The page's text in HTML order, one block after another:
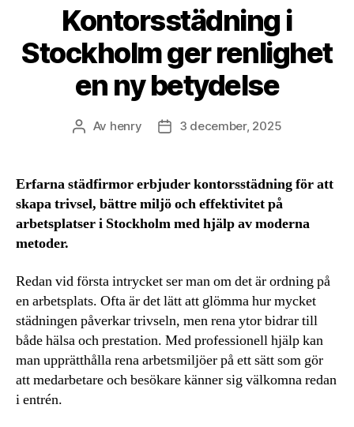
Kontorsstädning i
Stockholm ger renlighet
en ny betydelse
Inläggsförfattare
Av henry Inläggsdatum
3 december, 2025
Erfarna städfirmor erbjuder kontorsstädning för att
skapa trivsel, bättre miljö och effektivitet på
arbetsplatser i Stockholm med hjälp av moderna
metoder.
Redan vid första intrycket ser man om det är ordning på
en arbetsplats. Ofta är det lätt att glömma hur mycket
städningen påverkar trivseln, men rena ytor bidrar till
både hälsa och prestation. Med professionell hjälp kan
man upprätthålla rena arbetsmiljöer på ett sätt som gör
att medarbetare och besökare känner sig välkomna redan
i entrén.